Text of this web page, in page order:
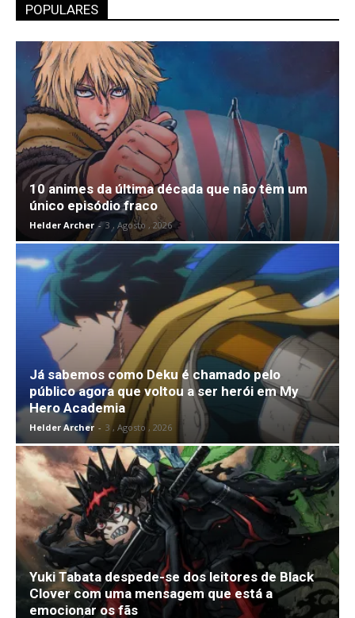
POPULARES
10 animes da última década que não têm um
único episódio fraco
Helder Archer - 3 , Agosto , 2026
Já sabemos como Deku é chamado pelo
público agora que voltou a ser herói em My
Hero Academia
Helder Archer - 3 , Agosto , 2026
Yuki Tabata despede-se dos leitores de Black
Clover com uma mensagem que está a
emocionar os fãs